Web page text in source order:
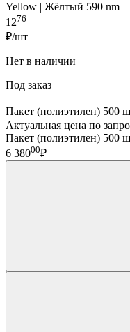
Yellow | Жёлтый 590 nm
1276
₽/шт
Нет в наличии
Под заказ
Пакет (полиэтилен) 500
Актуальная цена по
Пакет (полиэтилен) 500
6 38000₽